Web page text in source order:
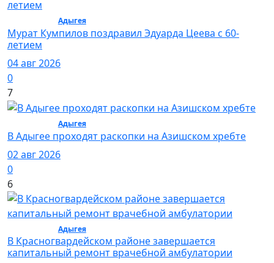
Адыгея/ Общество
Мурат Кумпилов поздравил Эдуарда Цеева с 60-
летием
04 авг 2026
0
7
Адыгея/ Общество
В Адыгее проходят раскопки на Азишском хребте
02 авг 2026
0
6
Адыгея/ Общество
В Красногвардейском районе завершается
капитальный ремонт врачебной амбулатории